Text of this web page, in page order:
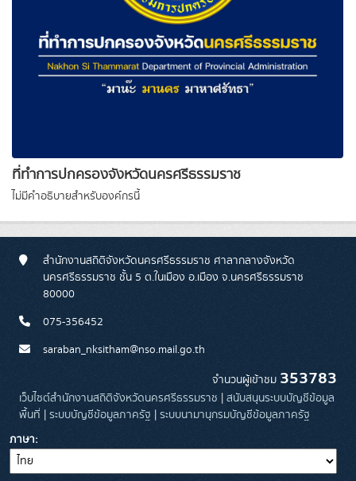
ที่ทำการปกครองจังหวัดนครศรีธรรมราช
ไม่มีคำอธิบายสำหรับองค์กรนี้
สำนักงานสถิติจังหวัดนครศรีธรรมราช ศาลากลางจังหวัด
นครศรีธรรมราช ชั้น 5 ต.ในเมือง อ.เมือง จ.นครศรีธรรมราช
80000
075-356452
saraban_nksitham@nso.mail.go.th
จำนวนผู้เข้าชม 353783
เว็บไซต์สำนักงานสถิติจังหวัดนครศรีธรรมราช | สนับสนุนระบบบัญชีข้อมูล
พื้นที่ | ระบบบัญชีข้อมูลภาครัฐ | ระบบนามานุกรมบัญชีข้อมูลภาครัฐ
ภาษา